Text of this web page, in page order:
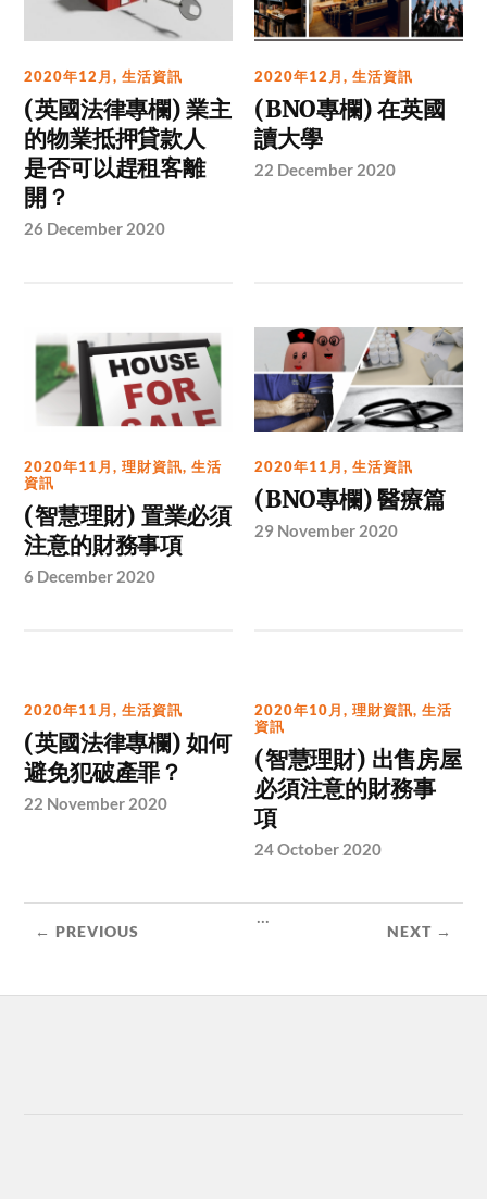
2020年12月,生活資訊
(英國法律專欄) 業主
的物業抵押貸款人
是否可以趕租客離
開？
26 December 2020
2020年12月,生活資訊
(BNO專欄) 在英國
讀大學
22 December 2020
2020年11月,理財資訊,生活
資訊
(智慧理財) 置業必須
注意的財務事項
6 December 2020
2020年11月,生活資訊
(BNO專欄) 醫療篇
29 November 2020
2020年11月,生活資訊
(英國法律專欄) 如何
避免犯破產罪？
22 November 2020
2020年10月,理財資訊,生活
資訊
(智慧理財) 出售房屋
必須注意的財務事
項
24 October 2020
← PREVIOUS
...
NEXT →